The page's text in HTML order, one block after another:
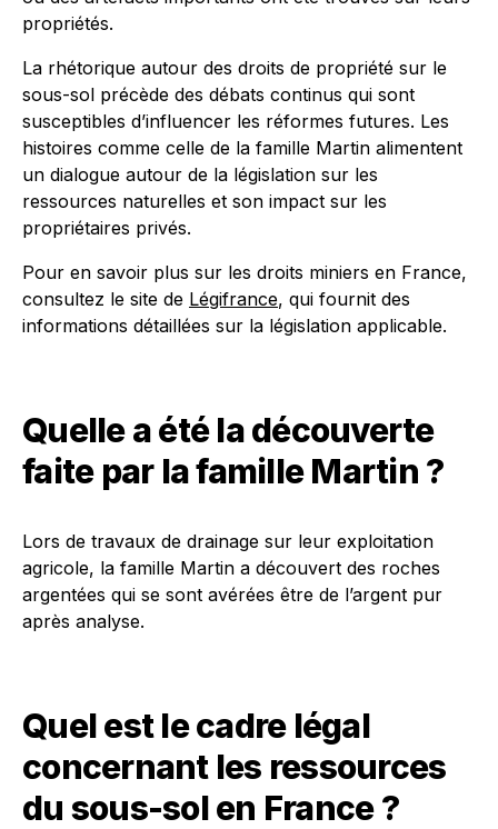
propriétés.
La rhétorique autour des droits de propriété sur le
sous-sol précède des débats continus qui sont
susceptibles d’influencer les réformes futures. Les
histoires comme celle de la famille Martin alimentent
un dialogue autour de la législation sur les
ressources naturelles et son impact sur les
propriétaires privés.
Pour en savoir plus sur les droits miniers en France,
consultez le site de Légifrance, qui fournit des
informations détaillées sur la législation applicable.
Quelle a été la découverte
faite par la famille Martin ?
Lors de travaux de drainage sur leur exploitation
agricole, la famille Martin a découvert des roches
argentées qui se sont avérées être de l’argent pur
après analyse.
Quel est le cadre légal
concernant les ressources
du sous-sol en France ?